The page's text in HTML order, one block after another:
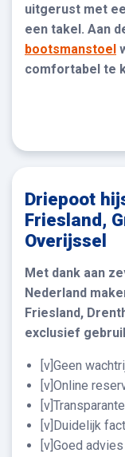
uitgerust met
een takel. Aan
bootsmanstoel
comfortabel te
Driepoot
Friesland,
Overijssel
Met dank aan
Nederland
Friesland,
exclusief
[v]Geen
[v]Online
[v]Duidelijk
[v]Goed advies